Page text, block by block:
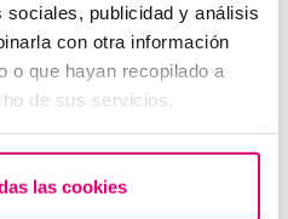
publicidad y análisis
con otra información
o que hayan recopilado a
de sus servicios.
las cookies
sanguin de mon bébé